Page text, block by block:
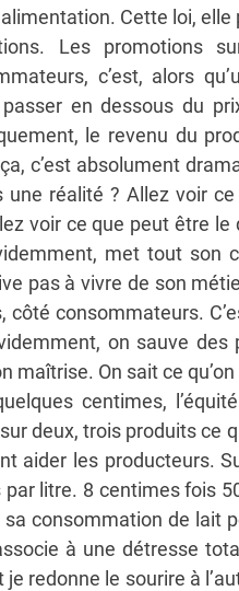
Cette loi, elle
Les promotions
c’est, alors
en dessous du
le revenu du
c’est absolument
réalité ? Allez voir
voir ce que peut être le
met tout son
pas à vivre de son
côté consommateurs.
on sauve des
maîtrise. On sait ce
centimes,
deux, trois produits ce
aider les producteurs.
litre. 8 centimes fois
consommation de lait
à une détresse
redonne le sourire à